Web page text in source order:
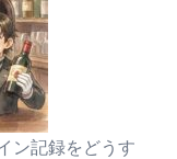
ン記録をどうす